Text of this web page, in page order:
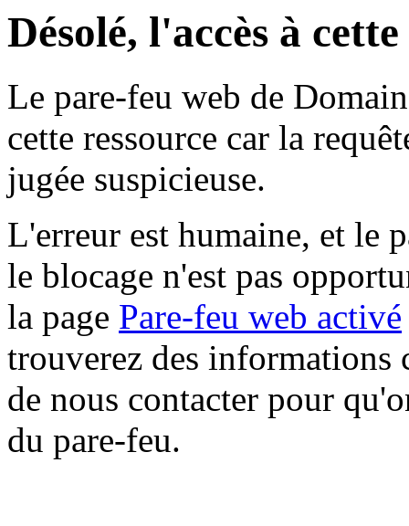
Désolé, l'accès à
Le pare-feu web de
cette ressource car la
jugée suspicieuse.
L'erreur est humaine, et le
le blocage n'est pas
la page Pare-feu web activé
trouverez des informations
de nous contacter pour
du pare-feu.